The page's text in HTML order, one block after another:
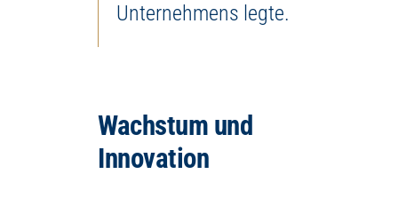
Unternehmens legte.
Wachstum und
Innovation